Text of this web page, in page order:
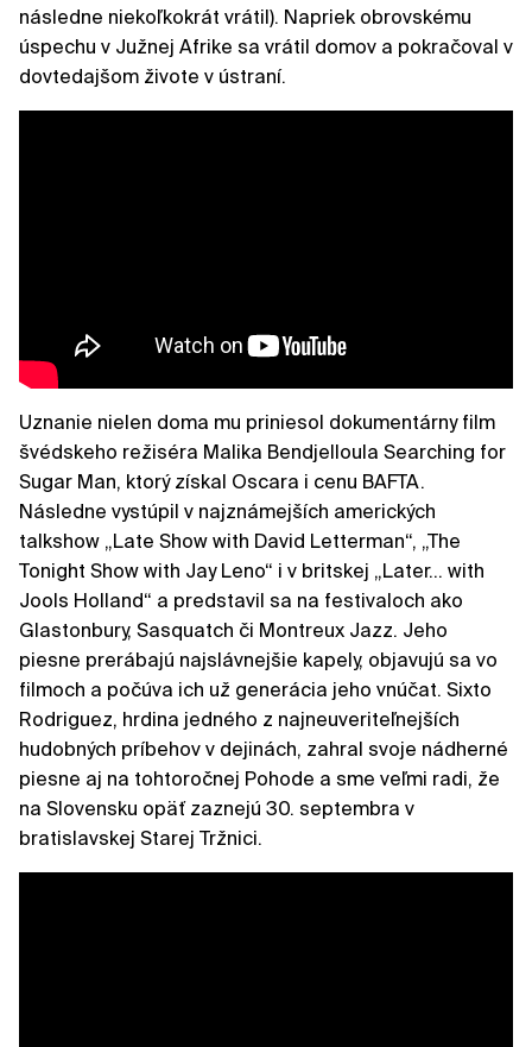
následne niekoľkokrát vrátil). Napriek obrovskému
úspechu v Južnej Afrike sa vrátil domov a pokračoval v
dovtedajšom živote v ústraní.
Uznanie nielen doma mu priniesol dokumentárny film
švédskeho režiséra Malika Bendjelloula Searching for
Sugar Man, ktorý získal Oscara i cenu BAFTA.
Následne vystúpil v najznámejších amerických
talkshow „Late Show with David Letterman“, „The
Tonight Show with Jay Leno“ i v britskej „Later... with
Jools Holland“ a predstavil sa na festivaloch ako
Glastonbury, Sasquatch či Montreux Jazz. Jeho
piesne prerábajú najslávnejšie kapely, objavujú sa vo
filmoch a počúva ich už generácia jeho vnúčat. Sixto
Rodriguez, hrdina jedného z najneuveriteľnejších
hudobných príbehov v dejinách, zahral svoje nádherné
piesne aj na tohtoročnej Pohode a sme veľmi radi, že
na Slovensku opäť zaznejú 30. septembra v
bratislavskej Starej Tržnici.